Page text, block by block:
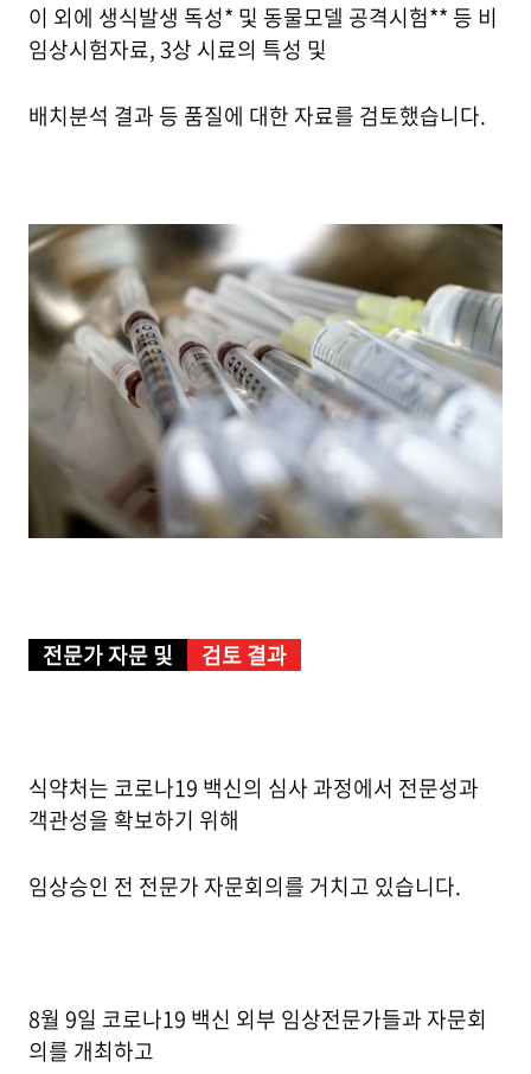
이 외에 생식발생 독성* 및 동물모델 공격시험** 등 비
임상시험자료, 3상 시료의 특성 및
배치분석 결과 등 품질에 대한 자료를 검토했습니다.
전문가 자문 및 검토 결과
식약처는 코로나19 백신의 심사 과정에서 전문성과
객관성을 확보하기 위해
임상승인 전 전문가 자문회의를 거치고 있습니다.
8월 9일 코로나19 백신 외부 임상전문가들과 자문회
의를 개최하고